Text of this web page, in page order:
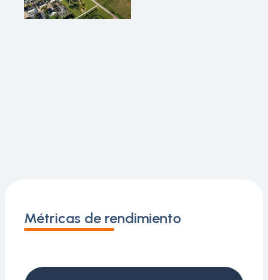
Métricas de rendimiento